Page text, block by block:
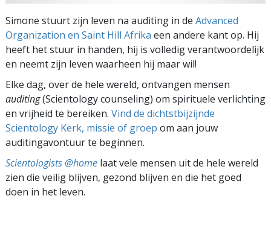
Simone stuurt zijn leven na auditing in de Advanced
Organization en Saint Hill Afrika een andere kant op. Hij
heeft het stuur in handen, hij is volledig verantwoordelijk
en neemt zijn leven waarheen hij maar wil!
Elke dag, over de hele wereld, ontvangen mensen
auditing(Scientology counseling) om spirituele verlichting
en vrijheid te bereiken. Vind de dichtstbijzijnde
Scientology Kerk, missie of groep om aan jouw
auditingavontuur te beginnen.
Scientologists @home laat vele mensen uit de hele wereld
zien die veilig blijven, gezond blijven en die het goed
doen in het leven.